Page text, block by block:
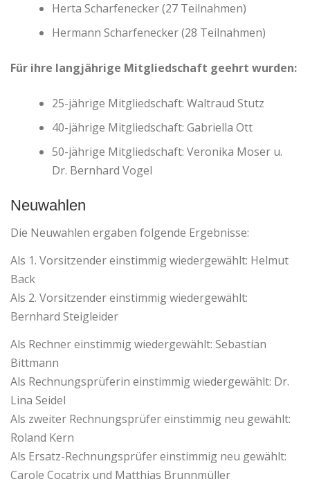
Herta Scharfenecker (27 Teilnahmen)
Hermann Scharfenecker (28 Teilnahmen)
Für ihre langjährige Mitgliedschaft geehrt wurden:
25-jährige Mitgliedschaft: Waltraud Stutz
40-jährige Mitgliedschaft: Gabriella Ott
50-jährige Mitgliedschaft: Veronika Moser u.
Dr. Bernhard Vogel
Neuwahlen
Die Neuwahlen ergaben folgende Ergebnisse:
Als 1. Vorsitzender einstimmig wiedergewählt: Helmut
Back
Als 2. Vorsitzender einstimmig wiedergewählt:
Bernhard Steigleider
Als Rechner einstimmig wiedergewählt: Sebastian
Bittmann
Als Rechnungsprüferin einstimmig wiedergewählt: Dr.
Lina Seidel
Als zweiter Rechnungsprüfer einstimmig neu gewählt:
Roland Kern
Als Ersatz-Rechnungsprüfer einstimmig neu gewählt:
Carole Cocatrix und Matthias Brunnmüller